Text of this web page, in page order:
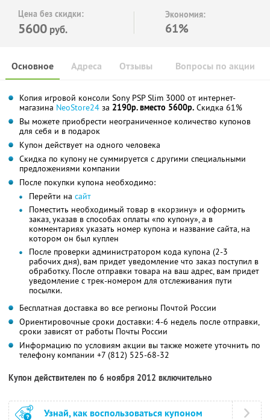
Цена без скидки:
5600 руб.
Экономия:
61%
Основное Отзывы Вопросы по акции
Адреса
Копия игровой консоли Sony PSP Slim 3000 от интернет-
магазина NeoStore24 за 2190р. вместо 5600р. Скидка 61%
Вы можете приобрести неограниченное количество купонов
для себя и в подарок
Купон действует на одного человека
Скидка по купону не суммируется с другими специальными
предложениями компании
После покупки купона необходимо:
Перейти на сайт
Поместить необходимый товар в «корзину» и оформить
заказ, указав в способах оплаты «по купону», а в
комментариях указать номер купона и название сайта, на
котором он был куплен
После проверки администратором кода купона (2-3
рабочих дня), вам придет уведомление что заказ поступил в
обработку. После отправки товара на ваш адрес, вам придет
уведомление с трек-номером для отслеживания пути
посылки.
Бесплатная доставка во все регионы Почтой России
Ориентировочные сроки доставки: 4-6 недель после отправки,
сроки зависят от работы Почты России
Информацию по условиям акции вы также можете уточнить по
телефону компании +7 (812) 525-68-32
Купон действителен по 6 ноября 2012 включительно
Узнай, как воспользоваться купоном